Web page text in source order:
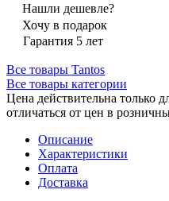
Нашли дешевле?
Хочу в подарок
Гарантия 5 лет
Все товары Tantos
Все товары категории
Цена действительна только
отличаться от цен в
Описание
Характеристики
Оплата
Доставка